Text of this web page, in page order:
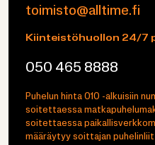
toimisto@alltime.fi
Kiinteistöhuollon 24/7
050 465 8888
Puhelun hinta 010 -alkuisiin
soitettaessa
soitettaessa
määräytyy soittajan